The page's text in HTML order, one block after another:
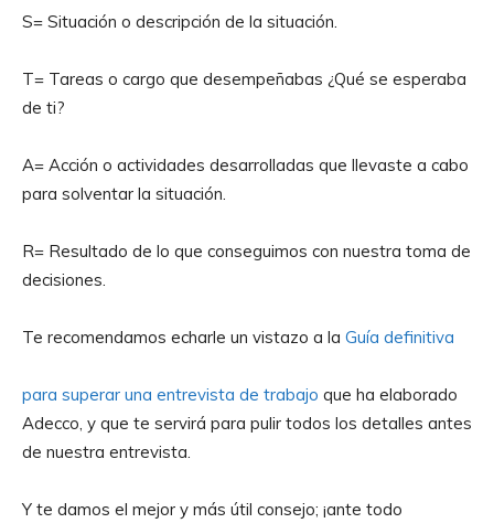
S= Situación o descripción de la situación.
T= Tareas o cargo que desempeñabas ¿Qué se esperaba
de ti?
A= Acción o actividades desarrolladas que llevaste a cabo
para solventar la situación.
R= Resultado de lo que conseguimos con nuestra toma de
decisiones.
Te recomendamos echarle un vistazo a la Guía definitiva
para superar una entrevista de trabajo que ha elaborado
Adecco, y que te servirá para pulir todos los detalles antes
de nuestra entrevista.
Y te damos el mejor y más útil consejo; ¡ante todo